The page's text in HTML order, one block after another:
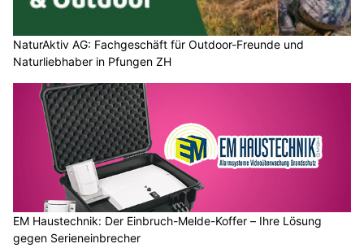
NaturAktiv AG: Fachgeschäft für Outdoor-Freunde und
Naturliebhaber in Pfungen ZH
EM Haustechnik: Der Einbruch-Melde-Koffer – Ihre Lösung
gegen Serieneinbrecher